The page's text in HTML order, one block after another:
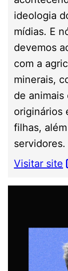
ideologia
mídias. E
devemos
com a
minerais,
de
originários
filhas,
servidores.
Visitar site